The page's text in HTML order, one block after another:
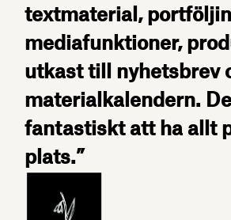
textmaterial,
mediafunktioner,
utkast till nyhetsbrev
materialkalendern.
fantastiskt att ha allt
plats.”